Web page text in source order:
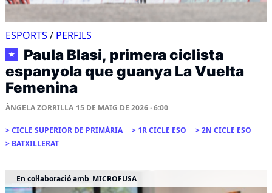
ESPORTS / PERFILS
★
Paula Blasi, primera ciclista
espanyola que guanya La Vuelta
Femenina
ÀNGELA ZORRILLA 15 DE MAIG DE 2026 · 6:00
CICLE SUPERIOR DE PRIMÀRIA 1R CICLE ESO
2N CICLE ESO
BATXILLERAT
En col·laboració amb MICROFUSA